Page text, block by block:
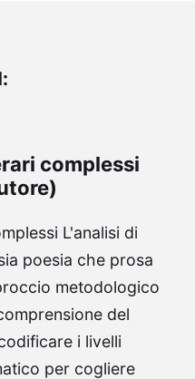
complessi
L'analisi di
poesia che prosa
metodologico
del
i livelli
per cogliere